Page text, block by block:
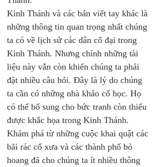
Kinh Thánh và các bản viết tay khác là
những thông tin quan trọng nhất chúng
ta có về lịch sử các dân cổ đại trong
Kinh Thánh. Nhưng chính những tài
liệu này vẫn còn khiến chúng ta phải
đặt nhiều câu hỏi. Đây là lý do chúng
ta cần có những nhà khảo cổ học. Họ
có thể bổ sung cho bức tranh còn thiếu
được khắc họa trong Kinh Thánh.
Khám phá từ những cuộc khai quật các
bãi rác cổ xưa và các thành phố bỏ
hoang đã cho chúng ta ít nhiều thông